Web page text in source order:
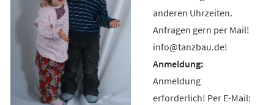
anderen Uhrzeiten.
Anfragen gern per Mail!
info@tanzbau.de!
Anmeldung
erforderlich! Per E-Mail: